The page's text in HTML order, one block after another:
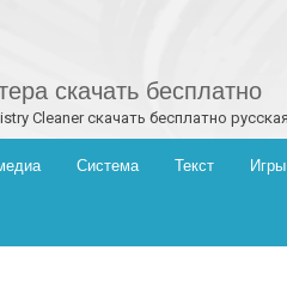
скачать бесплатно
Cleaner скачать бесплатно
Система Текст Игры